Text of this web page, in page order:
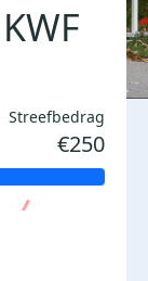
Streefbedrag
€250